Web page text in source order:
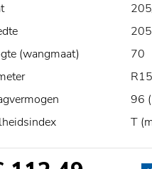
205
(wangmaat)
70
R15
96
T